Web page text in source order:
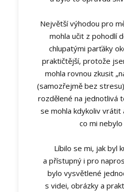
Největší výhodou pro
mohla učit z pohodlí
chlupatými parťáky
praktičtější, protože
mohla rovnou zkusit
(samozřejmě bez
rozdělené na jednotlivá
se mohla kdykoliv vrátit
co mi nebylo
Líbilo se mi, jak byl
a přístupný i pro
bylo vysvětlené
s videi, obrázky a